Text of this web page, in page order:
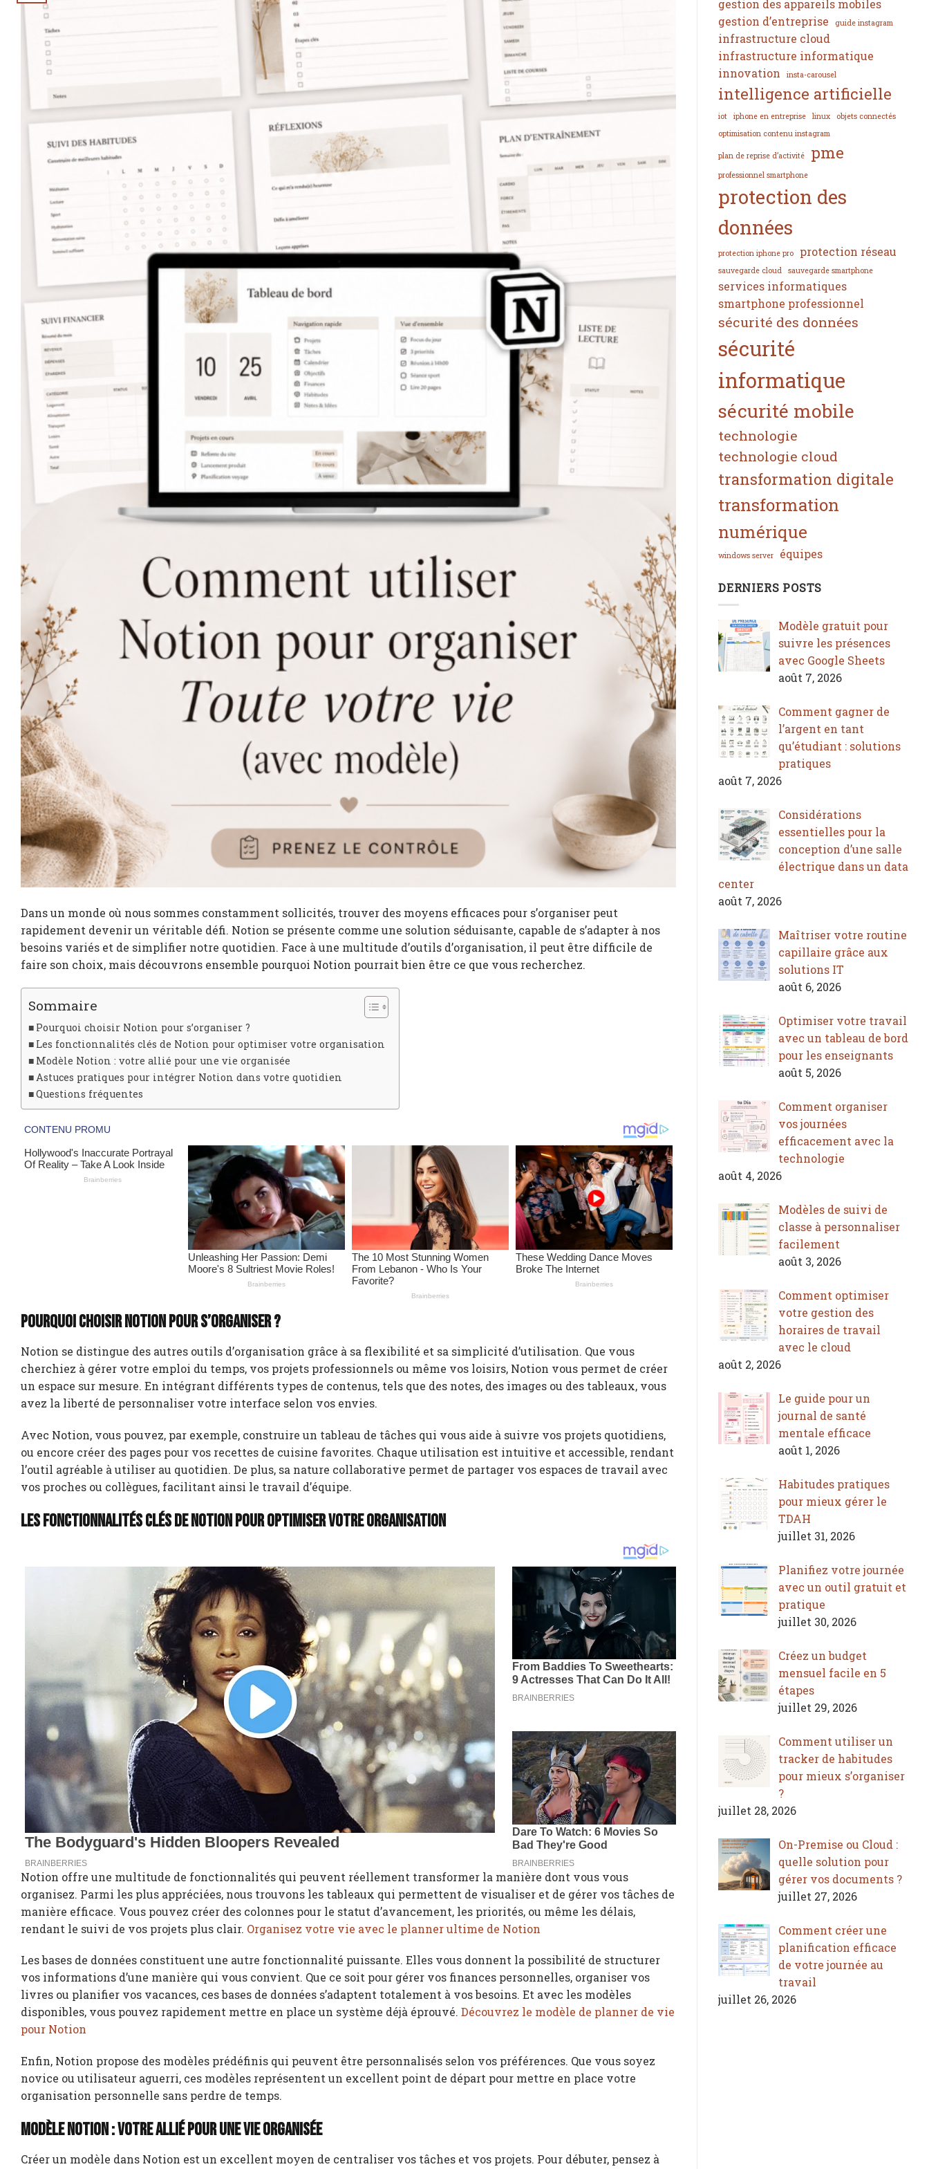
Dans un monde où nous sommes constamment sollicités, trouver des moyens efficaces pour s’organiser peut
rapidement devenir un véritable défi. Notion se présente comme une solution séduisante, capable de s’adapter à nos
besoins variés et de simplifier notre quotidien. Face à une multitude d’outils d’organisation, il peut être difficile de
faire son choix, mais découvrons ensemble pourquoi Notion pourrait bien être ce que vous recherchez.
Sommaire
Pourquoi choisir Notion pour s’organiser ?
Les fonctionnalités clés de Notion pour optimiser votre organisation
Modèle Notion : votre allié pour une vie organisée
Astuces pratiques pour intégrer Notion dans votre quotidien
Questions fréquentes
Pourquoi choisir Notion pour s’organiser ?
Notion se distingue des autres outils d’organisation grâce à sa flexibilité et sa simplicité d’utilisation. Que vous
cherchiez à gérer votre emploi du temps, vos projets professionnels ou même vos loisirs, Notion vous permet de créer
un espace sur mesure. En intégrant différents types de contenus, tels que des notes, des images ou des tableaux, vous
avez la liberté de personnaliser votre interface selon vos envies.
Avec Notion, vous pouvez, par exemple, construire un tableau de tâches qui vous aide à suivre vos projets quotidiens,
ou encore créer des pages pour vos recettes de cuisine favorites. Chaque utilisation est intuitive et accessible, rendant
l’outil agréable à utiliser au quotidien. De plus, sa nature collaborative permet de partager vos espaces de travail avec
vos proches ou collègues, facilitant ainsi le travail d’équipe.
Les fonctionnalités clés de Notion pour optimiser votre organisation
Notion offre une multitude de fonctionnalités qui peuvent réellement transformer la manière dont vous vous
organisez. Parmi les plus appréciées, nous trouvons les tableaux qui permettent de visualiser et de gérer vos tâches de
manière efficace. Vous pouvez créer des colonnes pour le statut d’avancement, les priorités, ou même les délais,
rendant le suivi de vos projets plus clair. Organisez votre vie avec le planner ultime de Notion
Les bases de données constituent une autre fonctionnalité puissante. Elles vous donnent la possibilité de structurer
vos informations d’une manière qui vous convient. Que ce soit pour gérer vos finances personnelles, organiser vos
livres ou planifier vos vacances, ces bases de données s’adaptent totalement à vos besoins. Et avec les modèles
disponibles, vous pouvez rapidement mettre en place un système déjà éprouvé. Découvrez le modèle de planner de vie
pour Notion
Enfin, Notion propose des modèles prédéfinis qui peuvent être personnalisés selon vos préférences. Que vous soyez
novice ou utilisateur aguerri, ces modèles représentent un excellent point de départ pour mettre en place votre
organisation personnelle sans perdre de temps.
Modèle Notion : votre allié pour une vie organisée
Créer un modèle dans Notion est un excellent moyen de centraliser vos tâches et vos projets. Pour débuter, pensez à
gestion des appareils mobiles
gestion d’entreprise
guide instagram
infrastructure cloud
infrastructure informatique
innovation
insta-carousel
intelligence artificielle
iot iphone en entreprise linux
objets connectés
optimisation contenu instagram
plan de reprise d’activité pme
professionnel smartphone
protection des
données
protection iphone pro protection réseau
sauvegarde cloud sauvegarde smartphone
services informatiques
smartphone professionnel
sécurité des données
sécurité
informatique
sécurité mobile
technologie
technologie cloud
transformation digitale
transformation
numérique
windows server équipes
DERNIERS POSTS
Modèle gratuit pour
suivre les présences
avec Google Sheets
août 7, 2026
Comment gagner de
l’argent en tant
qu’étudiant : solutions
pratiques
août 7, 2026
Considérations
essentielles pour la
conception d’une salle
électrique dans un data
center
août 7, 2026
Maîtriser votre routine
capillaire grâce aux
solutions IT
août 6, 2026
Optimiser votre travail
avec un tableau de bord
pour les enseignants
août 5, 2026
Comment organiser
vos journées
efficacement avec la
technologie
août 4, 2026
Modèles de suivi de
classe à personnaliser
facilement
août 3, 2026
Comment optimiser
votre gestion des
horaires de travail
avec le cloud
août 2, 2026
Le guide pour un
journal de santé
mentale efficace
août 1, 2026
Habitudes pratiques
pour mieux gérer le
TDAH
juillet 31, 2026
Planifiez votre journée
avec un outil gratuit et
pratique
juillet 30, 2026
Créez un budget
mensuel facile en 5
étapes
juillet 29, 2026
Comment utiliser un
tracker de habitudes
pour mieux s’organiser
?
juillet 28, 2026
On-Premise ou Cloud :
quelle solution pour
gérer vos documents ?
juillet 27, 2026
Comment créer une
planification efficace
de votre journée au
travail
juillet 26, 2026